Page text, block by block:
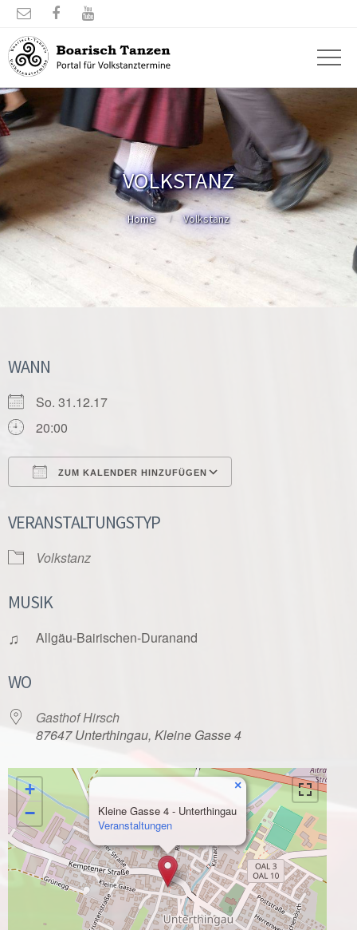
  
VOLKSTANZ
Home Volkstanz
WANN
So. 31.12.17
20:00
ZUM KALENDER HINZUFÜGEN
VERANSTALTUNGSTYP
Volkstanz
MUSIK
♫ Allgäu-Bairischen-Duranand
WO
Gasthof Hirsch
87647 Unterthingau, Kleine Gasse 4
Kleine Gasse 4 - Unterthingau
Veranstaltungen
×
+
−